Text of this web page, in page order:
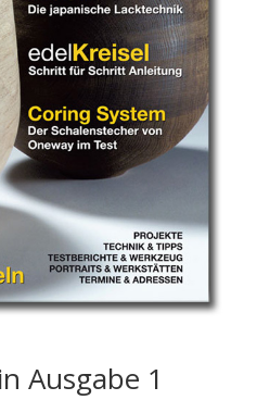
Ausgabe 1